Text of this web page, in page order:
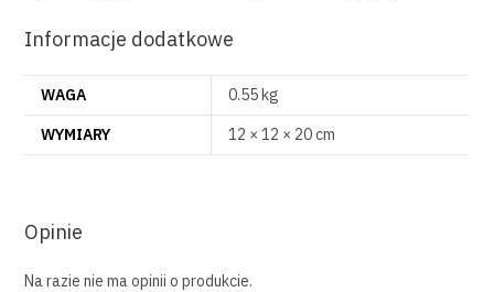
Informacje dodatkowe
WAGA
0.55 kg
WYMIARY
12 × 12 × 20 cm
Opinie
Na razie nie ma opinii o produkcie.